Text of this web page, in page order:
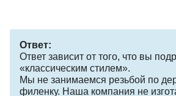
Ответ:
Ответ зависит от того, что вы
«классическим стилем».
Мы не занимаемся резьбой по
филенку. Наша компания не